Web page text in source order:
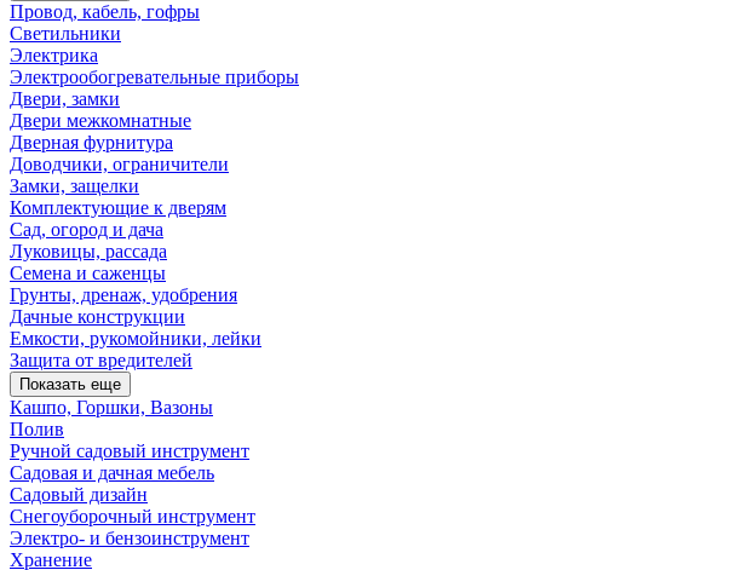
Провод, кабель, гофры
Светильники
Электрика
Электрообогревательные приборы
Двери, замки
Двери межкомнатные
Дверная фурнитура
Доводчики, ограничители
Замки, защелки
Комплектующие к дверям
Сад, огород и дача
Луковицы, рассада
Семена и саженцы
Грунты, дренаж, удобрения
Дачные конструкции
Емкости, рукомойники, лейки
Защита от вредителей
Показать еще
Кашпо, Горшки, Вазоны
Полив
Ручной садовый инструмент
Садовая и дачная мебель
Садовый дизайн
Снегоуборочный инструмент
Электро- и бензоинструмент
Хранение